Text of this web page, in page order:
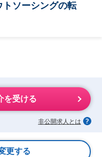
トソーシングの転
を受ける
非公開求人とは
更する